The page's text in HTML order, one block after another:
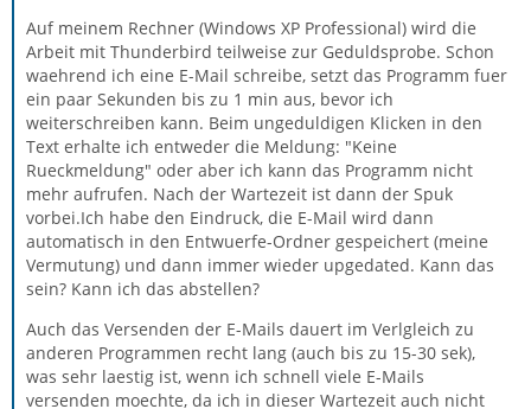
Auf meinem Rechner (Windows XP Professional) wird die
Arbeit mit Thunderbird teilweise zur Geduldsprobe. Schon
waehrend ich eine E-Mail schreibe, setzt das Programm fuer
ein paar Sekunden bis zu 1 min aus, bevor ich
weiterschreiben kann. Beim ungeduldigen Klicken in den
Text erhalte ich entweder die Meldung: "Keine
Rueckmeldung" oder aber ich kann das Programm nicht
mehr aufrufen. Nach der Wartezeit ist dann der Spuk
vorbei.Ich habe den Eindruck, die E-Mail wird dann
automatisch in den Entwuerfe-Ordner gespeichert (meine
Vermutung) und dann immer wieder upgedated. Kann das
sein? Kann ich das abstellen?
Auch das Versenden der E-Mails dauert im Verlgleich zu
anderen Programmen recht lang (auch bis zu 15-30 sek),
was sehr laestig ist, wenn ich schnell viele E-Mails
versenden moechte, da ich in dieser Wartezeit auch nicht